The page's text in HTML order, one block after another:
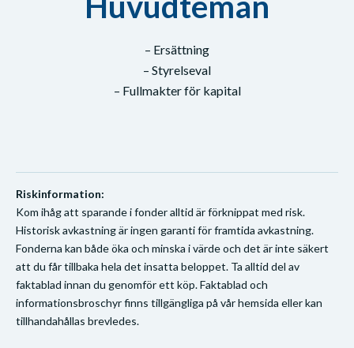
– Ersättning
– Styrelseval
– Fullmakter för kapital
Riskinformation:
Kom ihåg att sparande i fonder alltid är förknippat med risk.
Historisk avkastning är ingen garanti för framtida avkastning.
Fonderna kan både öka och minska i värde och det är inte säkert
att du får tillbaka hela det insatta beloppet. Ta alltid del av
faktablad innan du genomför ett köp. Faktablad och
informationsbroschyr finns tillgängliga på vår hemsida eller kan
tillhandahållas brevledes.